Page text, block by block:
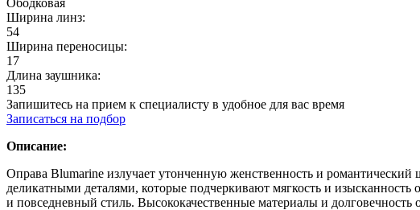
Ширина линз:
54
Ширина переносицы:
17
Длина заушника:
135
Запишитесь на прием к специалисту в удобное для вас время
Записаться на подбор
Описание:
Оправа Blumarine излучает утонченную женственность и
деликатными деталями, которые подчеркивают мягкость и
и повседневный стиль. Высококачественные материалы и